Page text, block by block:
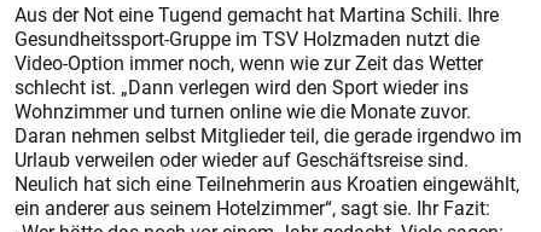
Aus der Not eine Tugend gemacht hat Martina Schili. Ihre
Gesundheitssport-Gruppe im TSV Holzmaden nutzt die
Video-Option immer noch, wenn wie zur Zeit das Wetter
schlecht ist. „Dann verlegen wird den Sport wieder ins
Wohnzimmer und turnen online wie die Monate zuvor.
Daran nehmen selbst Mitglieder teil, die gerade irgendwo im
Urlaub verweilen oder wieder auf Geschäftsreise sind.
Neulich hat sich eine Teilnehmerin aus Kroatien eingewählt,
ein anderer aus seinem Hotelzimmer“, sagt sie. Ihr Fazit: